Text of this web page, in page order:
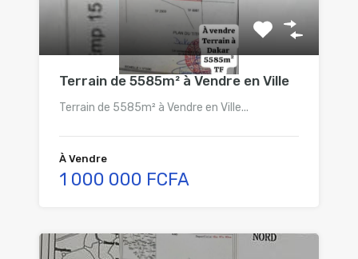
Terrain de 5585m² à Vendre en Ville
Terrain de 5585m² à Vendre en Ville...
À Vendre
1 000 000 FCFA